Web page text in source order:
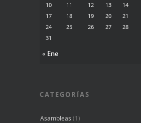
« Ene
10
11 12 13 14
17
18 19 20 21
24
25 26 27 28
31
CATEGORÍAS
Asambleas (1)